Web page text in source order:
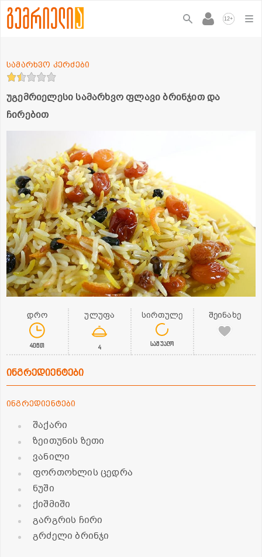
12+
უგემრიელესი სამარხვო ფლავი ბრინჯით და
ჩირებით
სამარხვო კერძები
დრო
40წთ
ულუფა
4
სირთულე
საშუალო
შეინახე
ინგრედიენტები
ინგრედიენტები
შაქარი
ზეითუნის ზეთი
ვანილი
ფორთოხლის ცედრა
ნუში
ქიშმიში
გარგრის ჩირი
გრძელი ბრინჯი